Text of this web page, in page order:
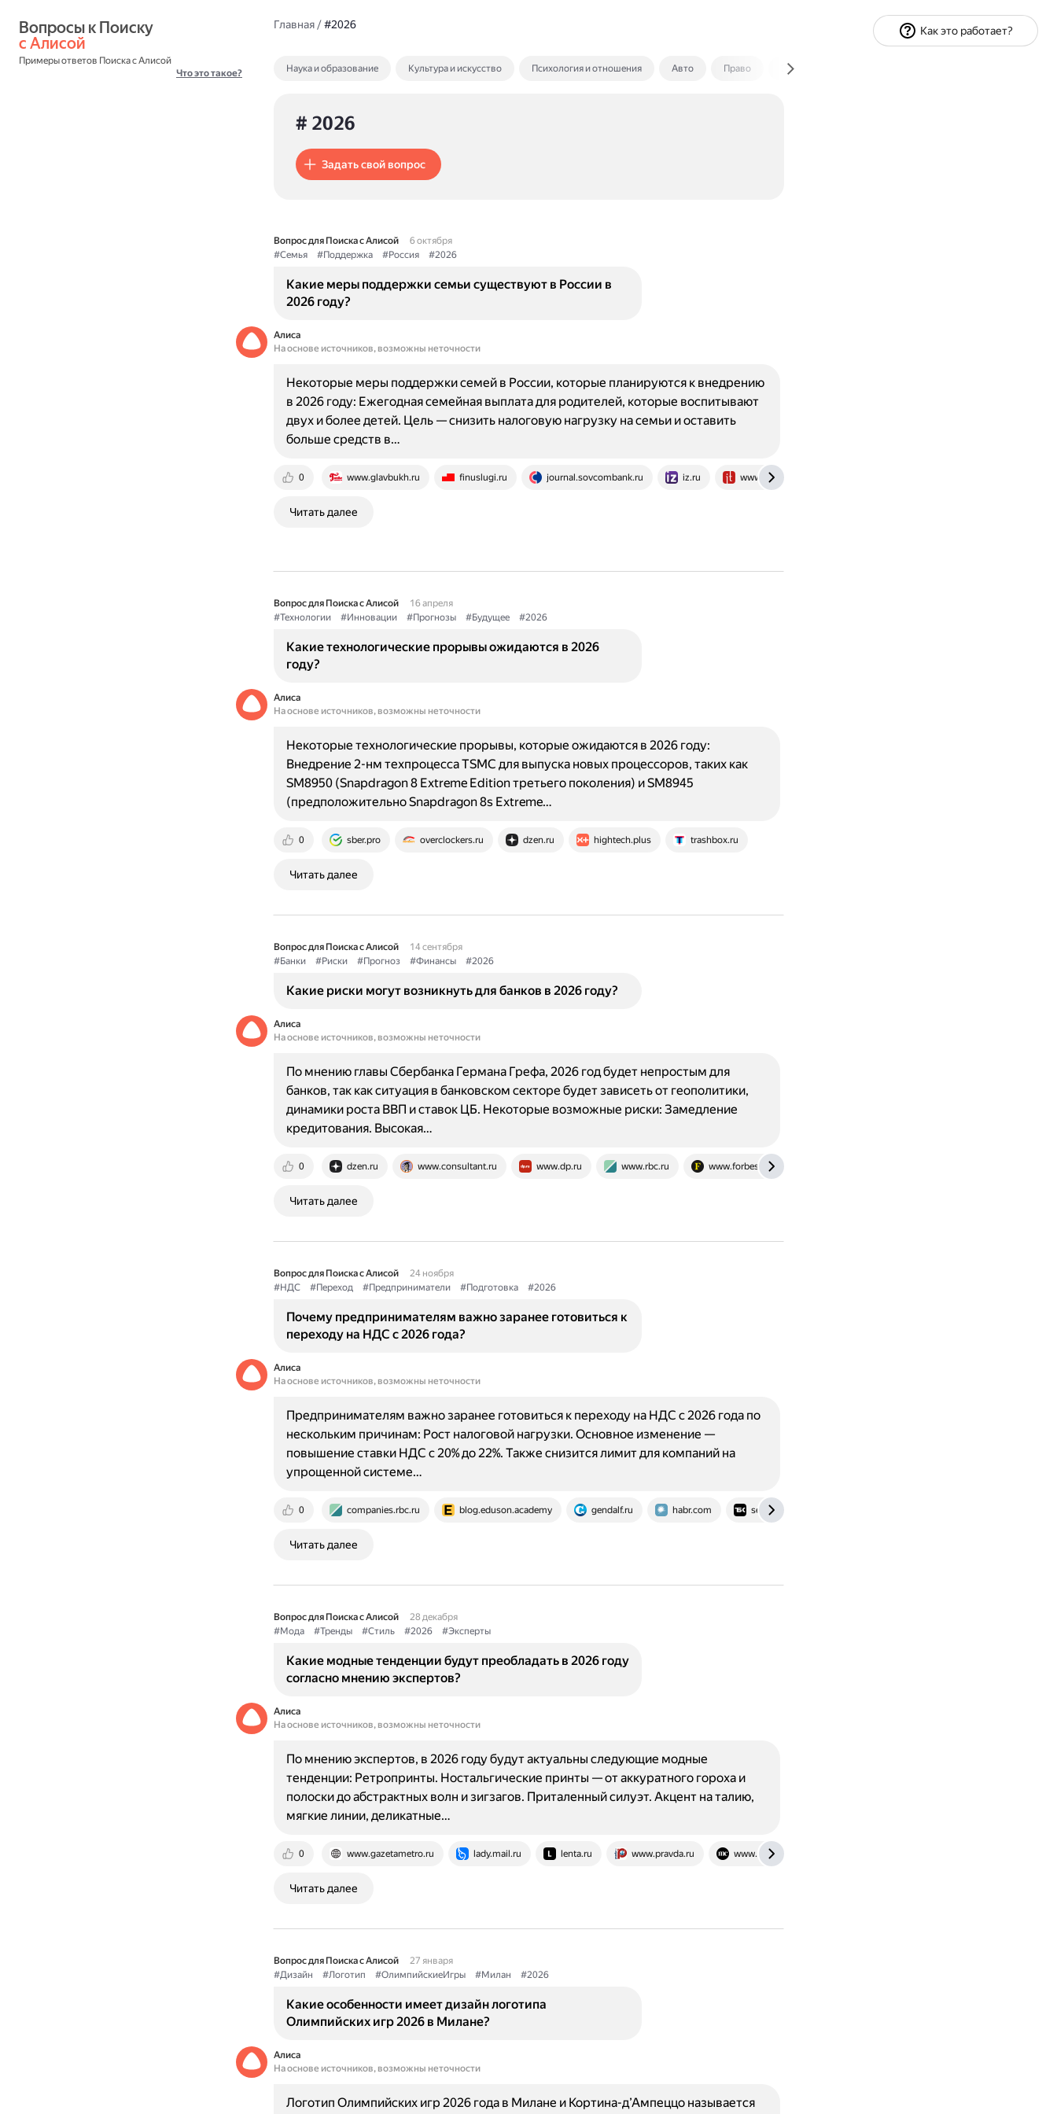
с Алисой
Примеры ответов Поиска с Алисой
Что это такое?
Главная/#2026
Наука и образование Культура и искусство Психология и отношения Авто Право Экономика и финансы
# 2026
Задать свой вопрос
Вопрос для Поиска с Алисой
6 октября
#Семья
#Поддержка #Россия #2026
Какие меры поддержки семьи существуют в России в
2026 году?
Алиса
На основе источников, возможны неточности
0 www.glavbukh.ru finuslugi.ru journal.sovcombank.ru iz.ru www.audit-it.ru
Некоторые меры поддержки семей в России, которые планируются к внедрению
в 2026 году: Ежегодная семейная выплата для родителей, которые воспитывают
двух и более детей. Цель — снизить налоговую нагрузку на семьи и оставить
больше средств в…
Читать далее
Вопрос для Поиска с Алисой
16 апреля
#Технологии
#Инновации #Прогнозы #Будущее #2026
Какие технологические прорывы ожидаются в 2026
году?
Алиса
На основе источников, возможны неточности
0 sber.pro overclockers.ru dzen.ru hightech.plus trashbox.ru
Некоторые технологические прорывы, которые ожидаются в 2026 году:
Внедрение 2-нм техпроцесса TSMC для выпуска новых процессоров, таких как
SM8950 (Snapdragon 8 Extreme Edition третьего поколения) и SM8945
(предположительно Snapdragon 8s Extreme…
Читать далее
Вопрос для Поиска с Алисой
14 сентября
#Банки
#Риски #Прогноз #Финансы #2026
Какие риски могут возникнуть для банков в 2026 году?
Алиса
На основе источников, возможны неточности
0 dzen.ru www.consultant.ru www.dp.ru www.rbc.ru www.forbes.ru
По мнению главы Сбербанка Германа Грефа, 2026 год будет непростым для
банков, так как ситуация в банковском секторе будет зависеть от геополитики,
динамики роста ВВП и ставок ЦБ. Некоторые возможные риски: Замедление
кредитования. Высокая…
Читать далее
Вопрос для Поиска с Алисой
24 ноября
#НДС
#Переход #Предприниматели #Подготовка #2026
Почему предпринимателям важно заранее готовиться к
переходу на НДС с 2026 года?
Алиса
На основе источников, возможны неточности
0 companies.rbc.ru blog.eduson.academy gendalf.ru habr.com secrets.tbank.ru
Предпринимателям важно заранее готовиться к переходу на НДС с 2026 года по
нескольким причинам: Рост налоговой нагрузки. Основное изменение —
повышение ставки НДС с 20% до 22%. Также снизится лимит для компаний на
упрощенной системе…
Читать далее
Вопрос для Поиска с Алисой
28 декабря
#Мода
#Тренды #Стиль #2026 #Эксперты
Какие модные тенденции будут преобладать в 2026 году
согласно мнению экспертов?
Алиса
На основе источников, возможны неточности
0 www.gazetametro.ru lady.mail.ru lenta.ru www.pravda.ru www.marieclaire.ru
По мнению экспертов, в 2026 году будут актуальны следующие модные
тенденции: Ретропринты. Ностальгические принты — от аккуратного гороха и
полоски до абстрактных волн и зигзагов. Приталенный силуэт. Акцент на талию,
мягкие линии, деликатные…
Читать далее
Вопрос для Поиска с Алисой
27 января
#Дизайн
#Логотип #ОлимпийскиеИгры #Милан #2026
Какие особенности имеет дизайн логотипа
Олимпийских игр 2026 в Милане?
Алиса
На основе источников, возможны неточности
Логотип Олимпийских игр 2026 года в Милане и Кортина-д’Ампеццо называется
Как это работает?